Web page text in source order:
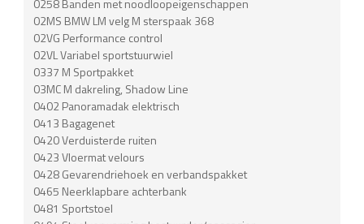
02MS BMW LM velg M sterspaak 368
02VG Performance control
02VL Variabel sportstuurwiel
0337 M Sportpakket
03MC M dakreling, Shadow Line
0402 Panoramadak elektrisch
0413 Bagagenet
0420 Verduisterde ruiten
0423 Vloermat velours
0428 Gevarendriehoek en verbandspakket
0465 Neerklapbare achterbank
0481 Sportstoel